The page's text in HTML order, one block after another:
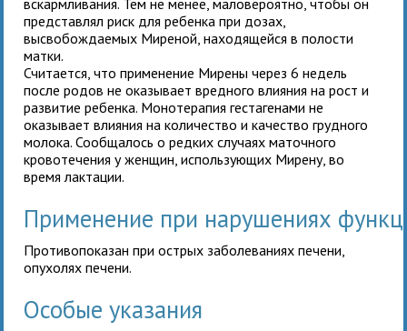
вскармливания. Тем не менее, маловероятно, чтобы он
представлял риск для ребенка при дозах,
высвобождаемых Миреной, находящейся в полости
матки.
Считается, что применение Мирены через 6 недель
после родов не оказывает вредного влияния на рост и
развитие ребенка. Монотерапия гестагенами не
оказывает влияния на количество и качество грудного
молока. Сообщалось о редких случаях маточного
кровотечения у женщин, использующих Мирену, во
время лактации.
Применение при нарушениях
Противопоказан при острых заболеваниях печени,
опухолях печени.
Особые указания